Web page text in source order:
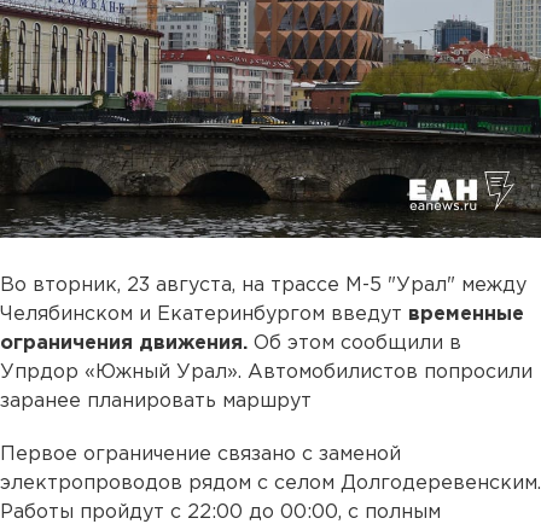
Во вторник, 23 августа, на трассе М-5 "Урал" между
Челябинском и Екатеринбургом введут временные
ограничения движения. Об этом сообщили в
Упрдор «Южный Урал». Автомобилистов попросили
заранее планировать маршрут
Первое ограничение связано с заменой
электропроводов рядом с селом Долгодеревенским.
Работы пройдут с 22:00 до 00:00, с полным